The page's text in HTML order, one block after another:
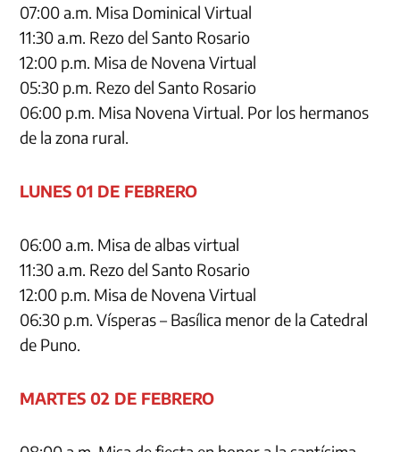
07:00 a.m. Misa Dominical Virtual
11:30 a.m. Rezo del Santo Rosario
12:00 p.m. Misa de Novena Virtual
05:30 p.m. Rezo del Santo Rosario
06:00 p.m. Misa Novena Virtual. Por los hermanos
de la zona rural.
LUNES 01 DE FEBRERO
06:00 a.m. Misa de albas virtual
11:30 a.m. Rezo del Santo Rosario
12:00 p.m. Misa de Novena Virtual
06:30 p.m. Vísperas – Basílica menor de la Catedral
de Puno.
MARTES 02 DE FEBRERO